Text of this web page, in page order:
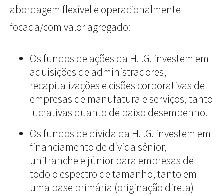
abordagem flexível e operacionalmente
focada/com valor agregado:
Os fundos de ações da H.I.G. investem em
aquisições de administradores,
recapitalizações e cisões corporativas de
empresas de manufatura e serviços, tanto
lucrativas quanto de baixo desempenho.
Os fundos de dívida da H.I.G. investem em
financiamento de dívida sênior,
unitranche e júnior para empresas de
todo o espectro de tamanho, tanto em
uma base primária (originação direta)